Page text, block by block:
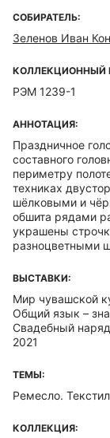
СОБИРАТЕЛЬ:
Зеленов Иван
КОЛЛЕКЦИОННЫЙ
РЭМ 1239-1
АННОТАЦИЯ:
Праздничное
составного
периметру
техниках
шёлковыми и
обшита рядами
украшены
разноцветными
ВЫСТАВКИ:
Мир чувашской
Общий язык –
Свадебный
2021
ТЕМЫ:
Ремесло.
КОЛЛЕКЦИЯ: